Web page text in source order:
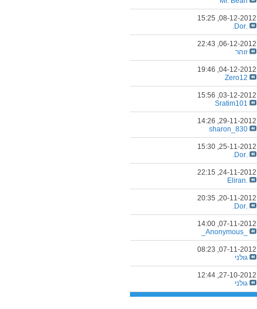
08-12-2012,
15:25
06-12-2012,
22:43
זוהר
04-12-2012,
19:46
Zero12
03-12-2012,
15:56
Sratim101
29-11-2012,
14:26
sharon_830
25-11-2012,
15:30
24-11-2012,
22:15
20-11-2012,
20:35
07-11-2012,
14:00
07-11-2012,
08:23
גולני
27-10-2012,
12:44
גולני